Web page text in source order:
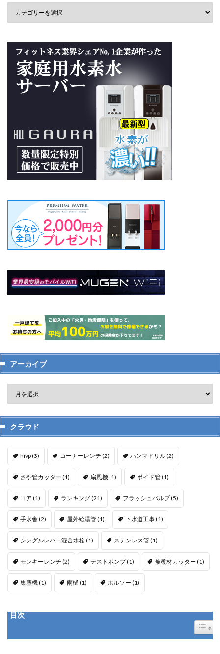
アーカイブ
クラウド
hivp(3) コーナーレンチ (2) ハンマドリル(2)
さや管カッター (1) 扇風機(1) ボイド管(1)
コア (1) ランキング(21) フラッシュバルブ(5)
手水舎(2) 屋外給湯管(1) 下水道工事(1)
シングルレバー混合水栓(1) ステンレス管(1)
モンキーレンチ (2) テストポンプ(1) 被覆材カッター (1)
集塵機(1) 雨樋 (1) ホルソー (1)
目次
Toggle